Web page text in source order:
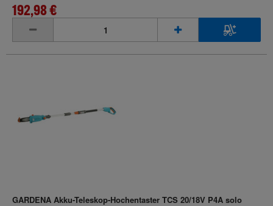
192,98 €
GARDENA Akku-Teleskop-Hochentaster TCS 20/18V P4A solo